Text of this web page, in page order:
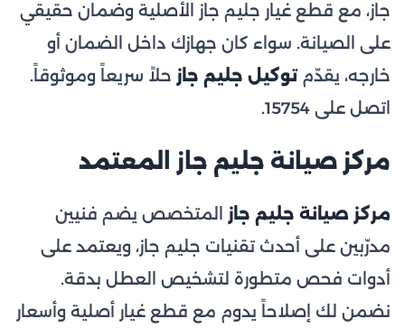
جاز، مع قطع غيار جليم جاز الأصلية وضمان حقيقي
على الصيانة. سواء كان جهازك داخل الضمان أو
خارجه، يقدّمتوكيل جليم جاز حلاً سريعاً وموثوقاً.
اتصل على 15754.
مركز صيانة جليم جاز المعتمد
مركز صيانة جليم جاز المتخصص يضم فنيين
مدرّبين على أحدث تقنيات جليم جاز، ويعتمد على
أدوات فحص متطورة لتشخيص العطل بدقة.
نضمن لك إصلاحاً يدوم مع قطع غيار أصلية وأسعار